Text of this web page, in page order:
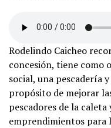
Rodelindo Caicheo
concesión, tiene como
social, una pescadería
propósito de mejorar
pescadores de la
emprendimientos para